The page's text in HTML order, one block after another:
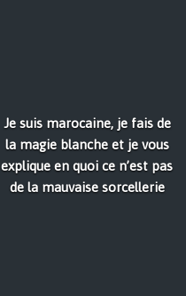
Je suis marocaine, je fais de
la magie blanche et je vous
explique en quoi ce n’est pas
de la mauvaise sorcellerie